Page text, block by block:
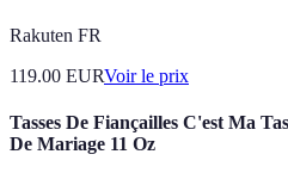
Rakuten FR
119.00 EURVoir le prix
Tasses De Fiançailles C'est Ma
De Mariage 11 Oz